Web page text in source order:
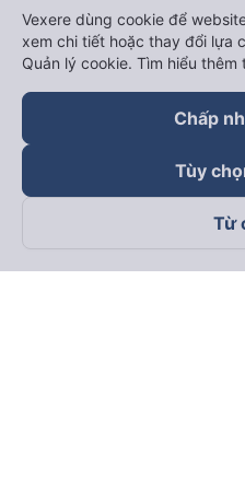
Theo dõi chúng tôi trên
Vexere dùng cookie để
xem chi tiết hoặc thay đổi lựa
Quản lý cookie. Tìm hiểu thêm
Chấp
Tùy
Từ